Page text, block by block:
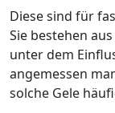
Diese sind für
Sie bestehen
unter dem
angemessen
solche Gele